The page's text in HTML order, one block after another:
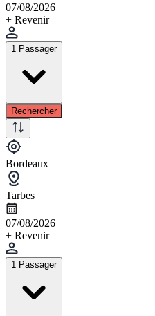
07/08/2026
+ Revenir
1 Passager
Rechercher
Bordeaux
Tarbes
07/08/2026
+ Revenir
1 Passager